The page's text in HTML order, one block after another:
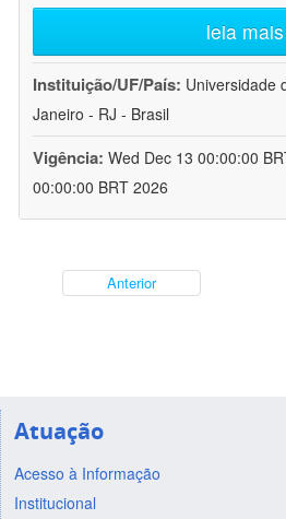
leia mais
Instituição/UF/País: Universidade
Janeiro - RJ - Brasil
Vigência: Wed Dec 13 00:00:00
00:00:00 BRT 2026
Anterior
Atuação
Acesso à Informação
Institucional